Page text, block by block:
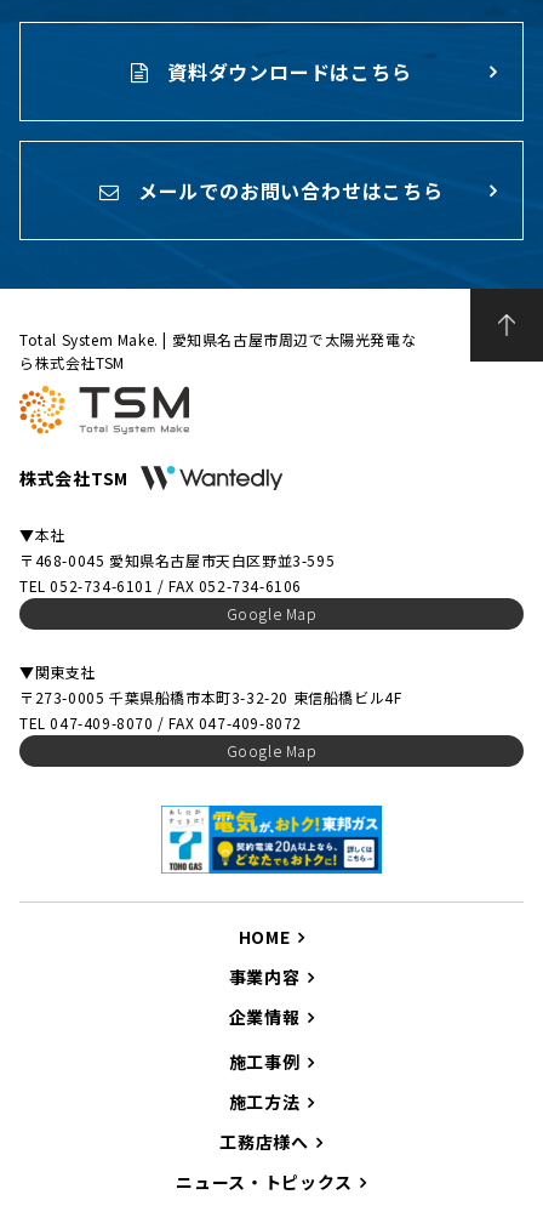
資料ダウンロードはこちら
メールでのお問い合わせはこちら
Total System Make. | 愛知県名古屋市周辺で太陽光発電な
ら株式会社TSM
株式会社TSM
▼本社
〒468-0045 愛知県名古屋市天白区野並3-595
TEL 052-734-6101 / FAX 052-734-6106
Google Map
▼関東支社
〒273-0005 千葉県船橋市本町3-32-20 東信船橋ビル4F
TEL 047-409-8070 / FAX 047-409-8072
Google Map
HOME
事業内容
企業情報
施工事例
施工方法
工務店様へ
ニュース・トピックス